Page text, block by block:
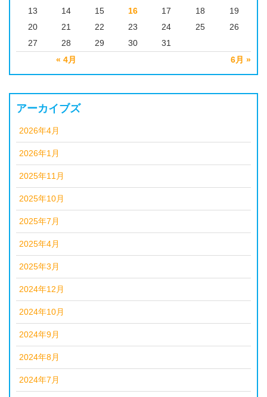
« 4月 6月 »
13
14 15 16 17 18
19
20
21 22 23 24 25
26
27
28 29 30 31
アーカイブズ
2026年4月
2026年1月
2025年11月
2025年10月
2025年7月
2025年4月
2025年3月
2024年12月
2024年10月
2024年9月
2024年8月
2024年7月